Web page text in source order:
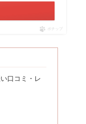
ポチップ
口コミ・レ